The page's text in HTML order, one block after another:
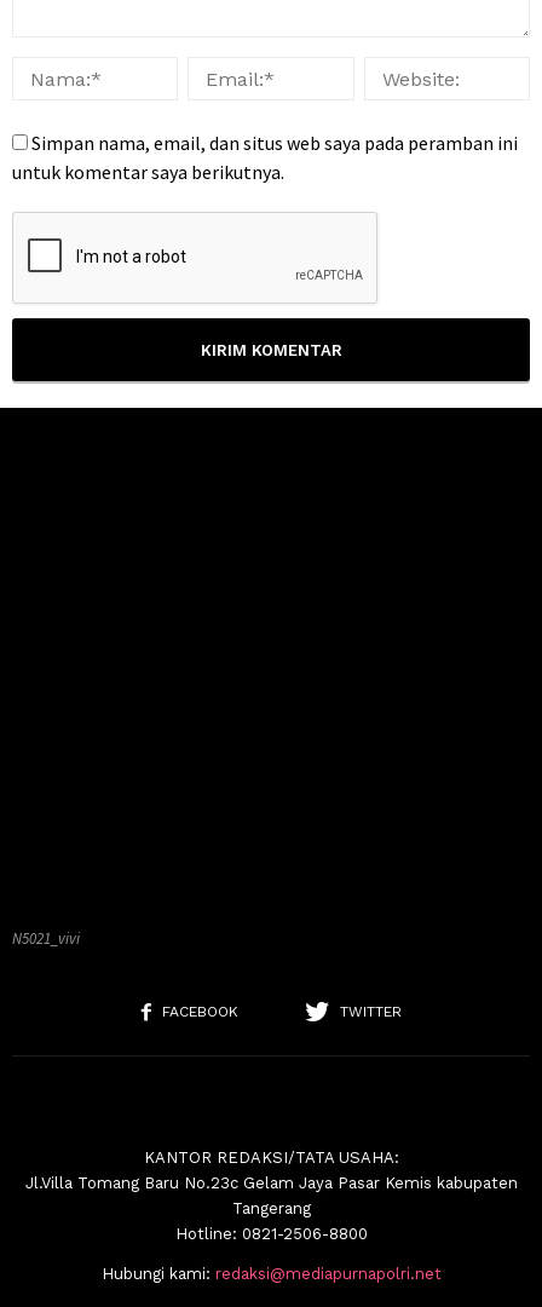
Simpan nama, email, dan situs web saya pada peramban ini
untuk komentar saya berikutnya.
N5021_vivi
FACEBOOK TWITTER
KANTOR REDAKSI/TATA USAHA:
Jl.Villa Tomang Baru No.23c Gelam Jaya Pasar Kemis kabupaten
Tangerang
Hotline: 0821-2506-8800
Hubungi kami: redaksi@mediapurnapolri.net